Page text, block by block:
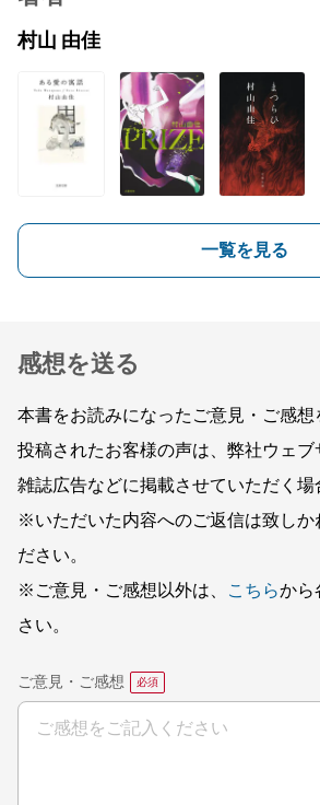
村山 由佳
一覧を見る
感想を送る
本書をお読みになったご意見・ご感想
投稿されたお客様の声は、弊社ウェブ
雑誌広告などに掲載させていただく場
※いただいた内容へのご返信は致しか
ださい。
※ご意見・ご感想以外は、
こちらから
さい。
ご意見・ご感想